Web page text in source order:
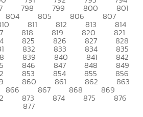
798 799 800 801
804 805 806 807
811 812 813 814
818 819 820 821
825 826 827 828
832 833 834 835
839 840 841 842
846 847 848 849
853 854 855 856
860 861 862 863
866 867 868 869
873 874 875 876
877